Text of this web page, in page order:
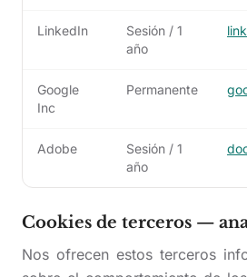
LinkedIn
Sesión / 1
año
Google
Inc
Permanente
Adobe
Sesión / 1
año
Cookies de terceros —
Nos ofrecen estos terceros